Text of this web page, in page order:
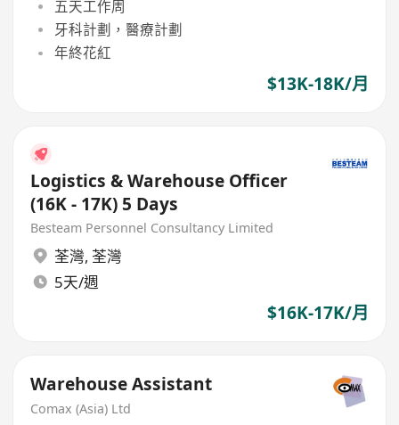
五天工作周
牙科計劃，醫療計劃
年終花紅
$13K-18K/月
Logistics & Warehouse Officer
(16K - 17K) 5 Days
Besteam Personnel Consultancy Limited
荃灣, 荃灣
5天/週
$16K-17K/月
Warehouse Assistant
Comax (Asia) Ltd